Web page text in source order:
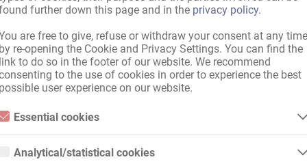
further down this page and in the privacy policy.
are free to give, refuse or withdraw your consent at any time
by re-opening the Cookie and Privacy Settings. You can find the
link to do so in the footer of our website. We recommend
to the use of cookies in order to experience the best
possible user experience on our website.
Essential cookies
cookies are all cookies necessary for the operation of the
properly without these cookies.
Analytical/statistical cookies